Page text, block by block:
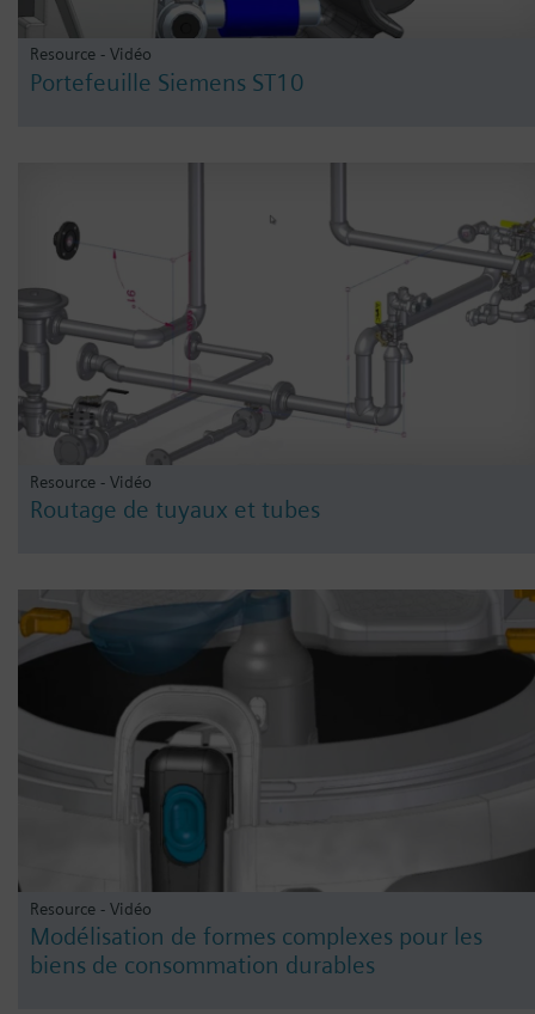
Resource - Vidéo
Portefeuille Siemens ST10
Resource - Vidéo
Routage de tuyaux et tubes
Resource - Vidéo
Modélisation de formes complexes pour les
biens de consommation durables